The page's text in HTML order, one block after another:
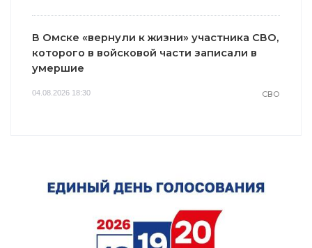
В Омске «вернули к жизни» участника СВО,
которого в войсковой части записали в
умершие
04.08.2026 18:30 СВО